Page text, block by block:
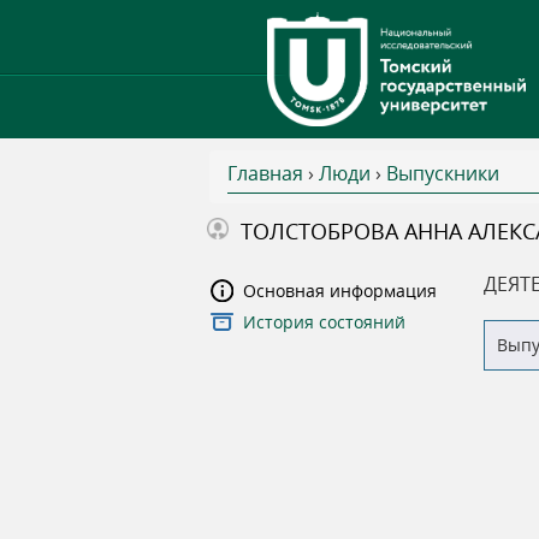
В
ы
з
Главная › Люди › Выпускники
ТОЛСТОБРОВА АННА
Основная информация
История состояний